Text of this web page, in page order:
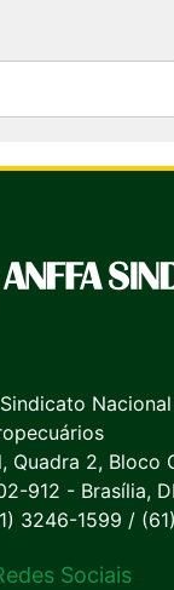
Quadra 2, Bloco
912 - Brasília,
3246-1599 /
Sociais